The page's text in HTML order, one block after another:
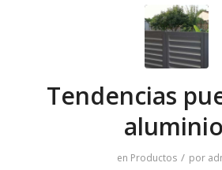
Tendencias
aluminio
en Productos / por